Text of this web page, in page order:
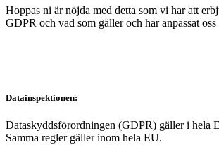
Hoppas ni är nöjda med detta som vi har att
GDPR och vad som gäller och har anpassat
Datainspektionen:
Dataskyddsförordningen (GDPR) gäller i hela
Samma regler gäller inom hela EU.